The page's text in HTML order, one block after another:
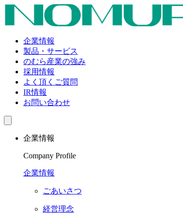
企業情報
製品・サービス
のむら産業の強み
採用情報
よく頂くご質問
IR情報
お問い合わせ
企業情報
Company Profile
企業情報
ごあいさつ
経営理念